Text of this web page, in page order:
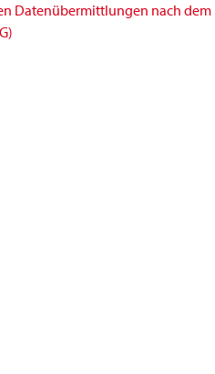
Datenübermittlungen nach dem